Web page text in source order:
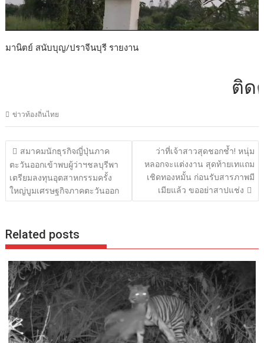
มานิตย์ สนับบุญ/ปราจีนบุรี รายงาน
ติดต่อ
ข่าวท้องถิ่นไทย
แนะแนว
เรื่อง
สมาคมนักธุรกิจญี่ปุ่นภาค
ตะวันออกเข้าพบผู้ว่าฯชลบุรีพา
เตรียมลงทุนอุตสาหกรรมครั้ง
ใหญ่บูมเศรษฐกิจภาคตะวันออก
ว่าที่เจ้าสาวสุดชอกช้ำ! หนุ่ม
หลอกจะแต่งงาน สุดท้ายเทแถม
เชิดทองหมั้น ก่อนรับสารภาพมี
เมียแล้ว ขออย่าสาปแช่ง
Related posts